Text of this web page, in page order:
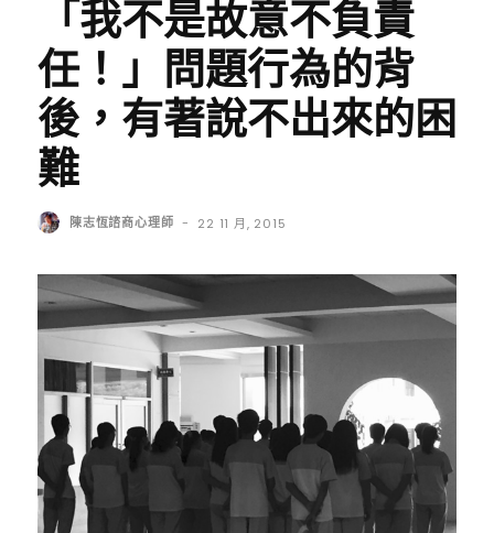
「我不是故意不負責
任！」問題行為的背
後，有著說不出來的困
難
陳志恆諮商心理師 - 22 11 月, 2015